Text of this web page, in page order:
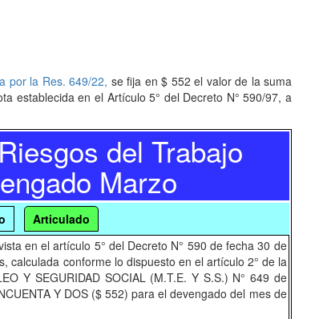
por la Res. 649/22, se fija en $ 552 el valor de la suma
establecida en el Artículo 5° del Decreto N° 590/97, a
del Trabajo
Marzo
Articulado
en el artículo 5° del Decreto N° 590 de fecha 30 de
calculada conforme lo dispuesto en el artículo 2° de la
Y SEGURIDAD SOCIAL (M.T.E. Y S.S.) N° 649 de
Y DOS ($ 552) para el devengado del mes de